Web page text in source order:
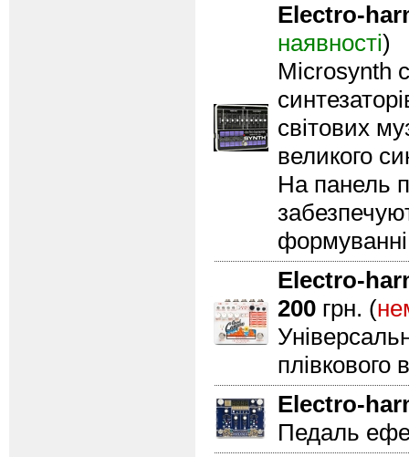
Electro-
наявності)
Microsynth
світових
великого
На панель
формуванні
Electro-
200 грн. (
плівкового
Electro-
Педаль